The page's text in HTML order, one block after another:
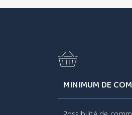
MINIMUM DE